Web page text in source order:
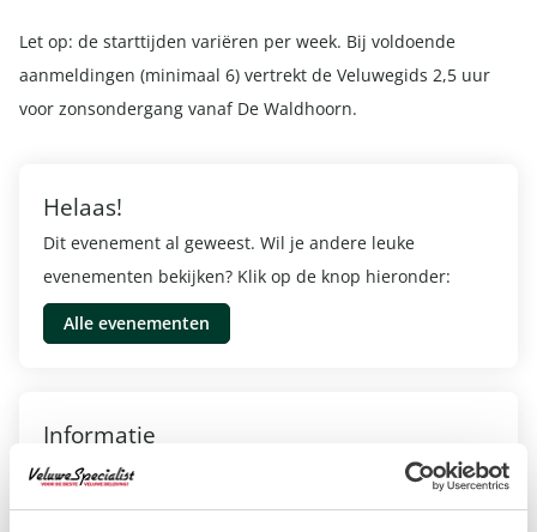
Let op: de starttijden variëren per week. Bij voldoende
aanmeldingen (minimaal 6) vertrekt de Veluwegids 2,5 uur
voor zonsondergang vanaf De Waldhoorn.
Helaas!
Dit evenement al geweest. Wil je andere leuke
evenementen bekijken? Klik op de knop hieronder:
Alle evenementen
Informatie
Dorpsstraat 2, Otterlo